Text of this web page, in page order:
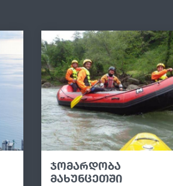
ჯომარდობა
მახუნცეთში